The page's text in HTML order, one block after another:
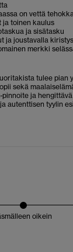
on vettä
ja toinen kaulus
ja sisätasku
ja joustavalla
merkki
tulee pian
sekä
ja
autenttisen tyylin
oikein